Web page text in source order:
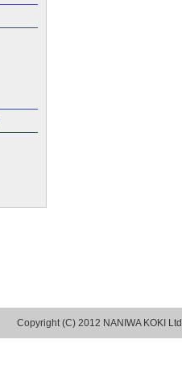
Copyright (C) 2012 NANIWA KOKI